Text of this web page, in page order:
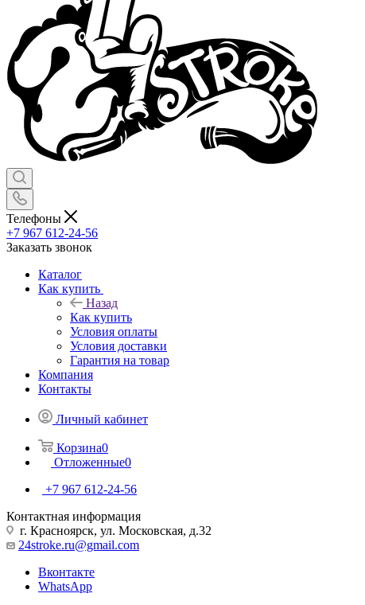
Телефоны
+7 967 612-24-56
Заказать звонок
Каталог
Как купить
Назад
Как купить
Условия оплаты
Условия доставки
Гарантия на товар
Компания
Контакты
Личный кабинет
Корзина0
Отложенные0
+7 967 612-24-56
Контактная информация
г. Красноярск, ул. Московская, д.32
24stroke.ru@gmail.com
Вконтакте
WhatsApp